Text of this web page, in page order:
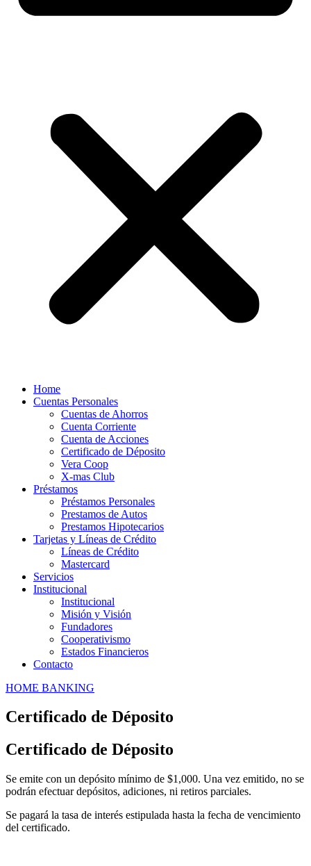
Home
Cuentas Personales
Cuentas de Ahorros
Cuenta Corriente
Cuenta de Acciones
Certificado de Déposito
Vera Coop
X-mas Club
Préstamos
Préstamos Personales
Prestamos de Autos
Prestamos Hipotecarios
Tarjetas y Líneas de Crédito
Líneas de Crédito
Mastercard
Servicios
Institucional
Institucional
Misión y Visión
Fundadores
Cooperativismo
Estados Financieros
Contacto
HOME BANKING
Certificado de Déposito
Certificado de Déposito
Se emite con un depósito mínimo de $1,000. Una vez emitido, no se
podrán efectuar depósitos, adiciones, ni retiros parciales.
Se pagará la tasa de interés estipulada hasta la fecha de vencimiento
del certificado.